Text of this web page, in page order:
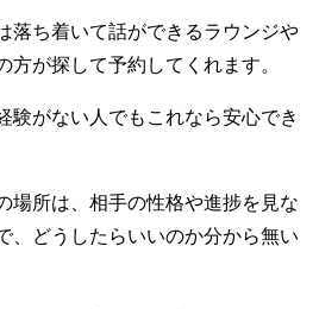
落ち着いて話ができるラウンジや
方が探して予約してくれます。
験がない人でもこれなら安心でき
場所は、相手の性格や進捗を見な
、どうしたらいいのか分から無い